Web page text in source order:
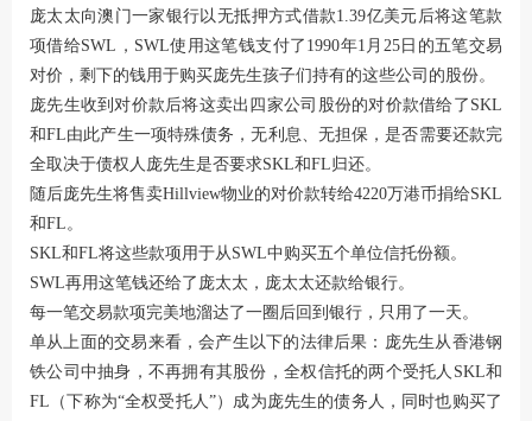
庞太太向澳门一家银行以无抵押方式借款1.39亿美元后将这笔款
项借给SWL，SWL使用这笔钱支付了1990年1月25日的五笔交易
对价，剩下的钱用于购买庞先生孩子们持有的这些公司的股份。
庞先生收到对价款后将这卖出四家公司股份的对价款借给了SKL
和FL由此产生一项特殊债务，无利息、无担保，是否需要还款完
全取决于债权人庞先生是否要求SKL和FL归还。
随后庞先生将售卖Hillview物业的对价款转给4220万港币捐给SKL
和FL。
SKL和FL将这些款项用于从SWL中购买五个单位信托份额。
SWL再用这笔钱还给了庞太太，庞太太还款给银行。
每一笔交易款项完美地溜达了一圈后回到银行，只用了一天。
单从上面的交易来看，会产生以下的法律后果：庞先生从香港钢
铁公司中抽身，不再拥有其股份，全权信托的两个受托人SKL和
FL（下称为“全权受托人”）成为庞先生的债务人，同时也购买了